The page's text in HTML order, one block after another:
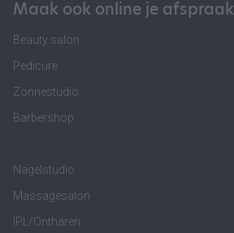
Maak ook online je afspraak
Beauty salon
Pedicure
Zonnestudio
Barbershop
Nagelstudio
Massagesalon
IPL/Ontharen